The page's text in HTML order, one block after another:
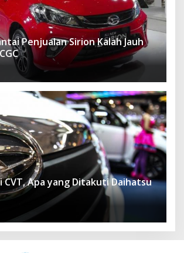
Penjualan Sirion Kalah Jauh
CVT, Apa yang Ditakuti Daihatsu